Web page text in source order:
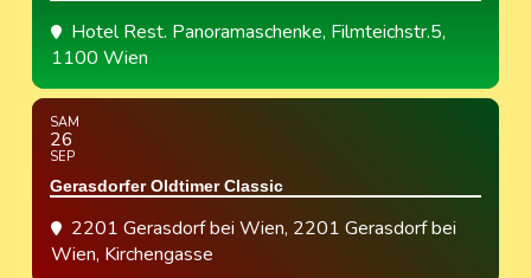
Hotel Rest. Panoramaschenke, Filmteichstr.5,
1100 Wien
SAM
26
SEP
Gerasdorfer Oldtimer Classic
2201 Gerasdorf bei Wien, 2201 Gerasdorf bei
Wien, Kirchengasse